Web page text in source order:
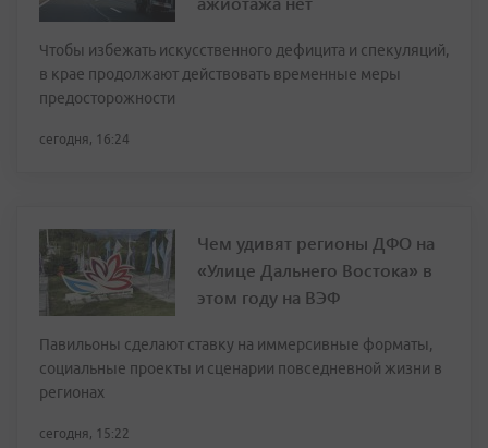
Чтобы избежать искусственного дефицита и спекуляций,
в крае продолжают действовать временные меры
предосторожности
сегодня, 16:24
Чем удивят регионы ДФО на
«Улице Дальнего Востока» в
этом году на ВЭФ
Павильоны сделают ставку на иммерсивные форматы,
социальные проекты и сценарии повседневной жизни в
регионах
сегодня, 15:22